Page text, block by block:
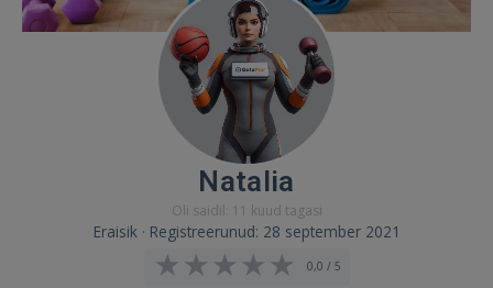
Natalia
Oli saidil: 11 kuud tagasi
Eraisik · Registreerunud: 28 september 2021
0,0 / 5